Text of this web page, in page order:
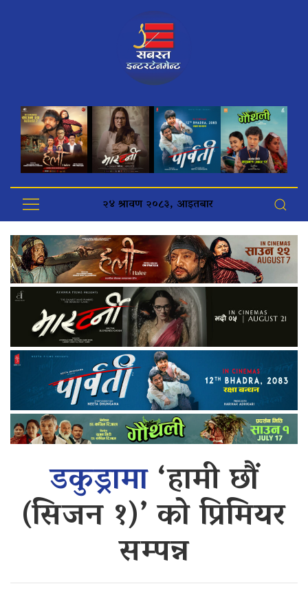
२४ श्रावण २०८३, आइतबार
डकुड्रामा‘हामी छौं
(सिजन १)’ को प्रिमियर
सम्पन्न